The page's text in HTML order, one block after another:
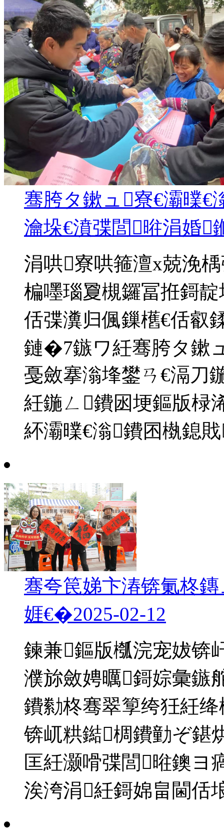
骞胯タ鏉ュ寮€灞曗€
瀹垛€濆弽閭暀涓婚
涓哄寮哄箍澶х兢浼
楄嚜瑙夐槻鑼冨拰鎶
佸弽瀵归偑鏁欍€佸叡
鏈�7鏃ワ紝骞胯タ鏉
戞斂搴滃埄鐢ㄢ€滆刀
紝鍦ㄥ鐨囦埂鏂版椂
紑灞曗€滃鐨囨槸鎴
骞夸笢娣卞湷锛氭柊
娾€�2025-02-12
鍊兼鏂版槬浣宠妭锛
濮旀斂娉曞鎶婃彙鏃
鐨勬柊骞翠箰绔狅紝
锛屼粠鐑椆鐨勭ぞ
匡紝灏嗗弽閭暀鐭ヨ
涘洿涓紝鎶婂畠閫